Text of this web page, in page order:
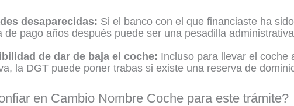
desaparecidas: Si el banco con el que financiaste ha
de pago años después puede ser una pesadilla
de dar de baja el coche: Incluso para llevar el coche
la DGT puede poner trabas si existe una reserva de
en Cambio Nombre Coche para este trámite?